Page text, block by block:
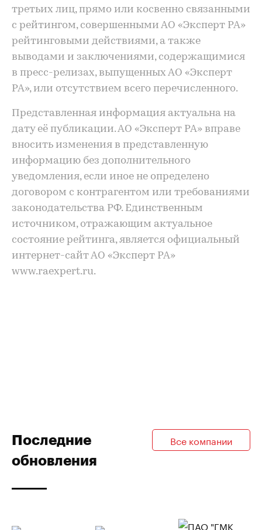
третьих лиц, прямо или косвенно связанными
с рейтингом, совершенными АО «Эксперт РА»
рейтинговыми действиями, а также
выводами и заключениями, содержащимися
в пресс-релизах, выпущенных АО «Эксперт
РА», или отсутствием всего перечисленного.
Представленная информация актуальна на
дату её публикации. АО «Эксперт РА» вправе
вносить изменения в представленную
информацию без дополнительного
уведомления, если иное не определено
договором с контрагентом или требованиями
законодательства РФ. Единственным
источником, отражающим актуальное
состояние рейтинга, является официальный
интернет-сайт АО «Эксперт РА»
www.raexpert.ru.
Последние
обновления
Все компании